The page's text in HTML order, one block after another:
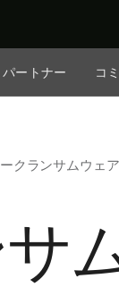
パートナー コ
クランサムウェア